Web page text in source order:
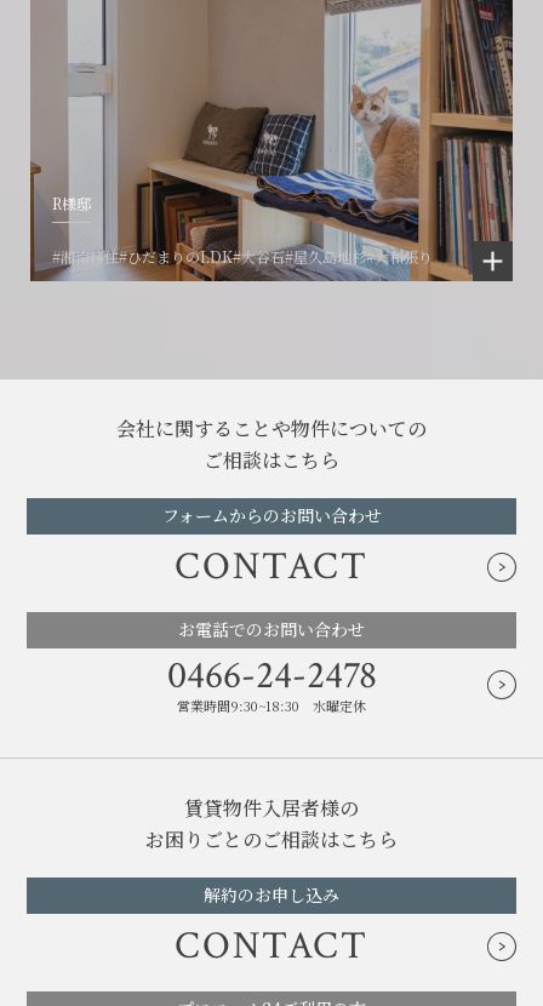
R様邸
#湘南移住#ひだまりのLDK#大谷石#屋久島地杉#大和張り
会社に関することや物件についての
ご相談はこちら
フォームからのお問い合わせ
CONTACT
お電話でのお問い合わせ
0466-24-2478
営業時間9:30~18:30 水曜定休
賃貸物件入居者様の
お困りごとのご相談はこちら
解約のお申し込み
CONTACT